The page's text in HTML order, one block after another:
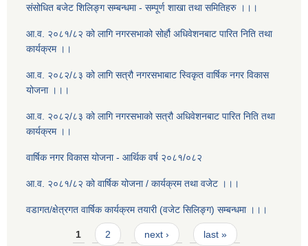
संसोधित बजेट शिलिङ्ग सम्बन्धमा - सम्पूर्ण शाखा तथा समितिहरु ।।।
आ.व. २०८१/८२ को लागि नगरसभाको सोर्हौ अधिवेशनबाट पारित निति तथा
कार्यक्रम ।।
आ.व. २०८२/८३ को लागि सत्रौ नगरसभाबाट स्विकृत वार्षिक नगर विकास
योजना ।।।
आ.व. २०८२/८३ को लागि नगरसभाको सत्रौ अधिवेशनबाट पारित निति तथा
कार्यक्रम ।।
वार्षिक नगर विकास योजना - आर्थिक वर्ष २०८१/०८२
आ.व. २०८१/८२ को वार्षिक योजना / कार्यक्रम तथा वजेट ।।।
वडागत/क्षेत्रगत वार्षिक कार्यक्रम तयारी (वजेट सिलिङ्ग) सम्बन्धमा ।।।
Pages1 2 next › last »